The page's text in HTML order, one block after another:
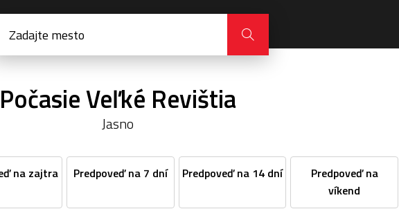
Počasie Veľké Revištia
Jasno
na zajtra Predpoveď na 7 dní Predpoveď na 14 dní
Predpoveď na
víkend